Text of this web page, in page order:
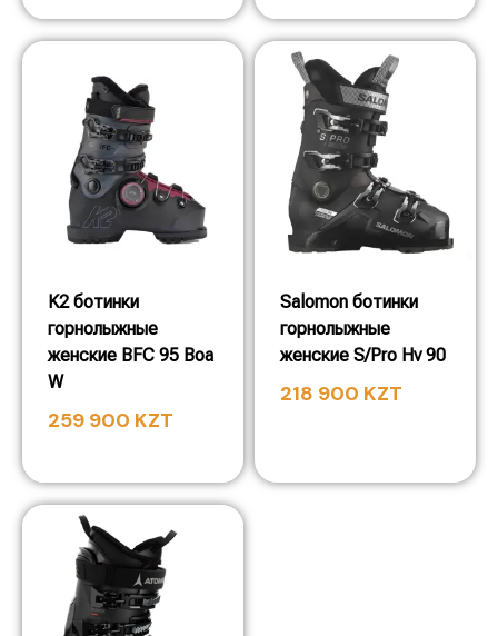
K2 ботинки
горнолыжные
женские BFC 95 Boa
W
259 900 KZT
Salomon ботинки
горнолыжные
женские S/Pro Hv 90
218 900 KZT